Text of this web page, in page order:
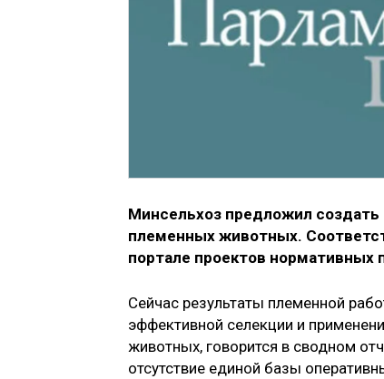
Минсельхоз предложил
племенных животных.
портале проектов нормативных
Сейчас результаты племенной
эффективной селекции и
животных, говорится в сводном
отсутствие единой базы